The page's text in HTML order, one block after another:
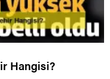
Hangisi?